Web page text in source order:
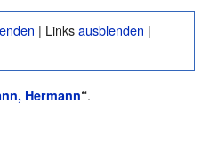
| Linksausblenden |
Hermann“.